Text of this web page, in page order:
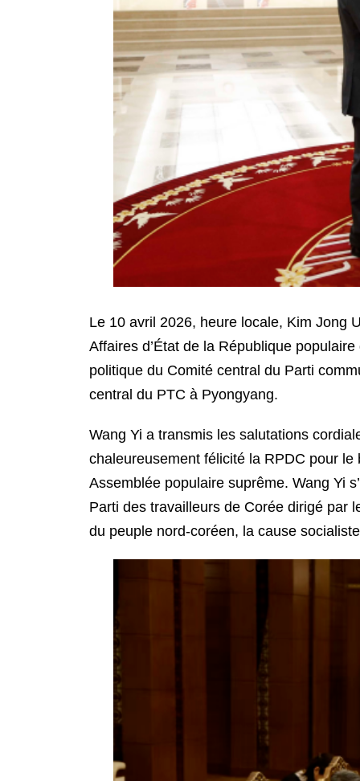
Le 10 avril 2026, heure locale, Kim Jong
Affaires d’État de la République
politique du Comité central du Parti
central du PTC à Pyongyang.
Wang Yi a transmis les salutations
chaleureusement félicité la RPDC pour
Assemblée populaire suprême. Wang Yi
Parti des travailleurs de Corée dirigé par
du peuple nord-coréen, la cause